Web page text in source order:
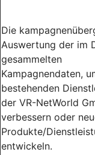
Die
Auswertung der im
gesammelten
Kampagnendaten,
bestehenden
der VR-NetWorld
verbessern oder
Produkte/
entwickeln.